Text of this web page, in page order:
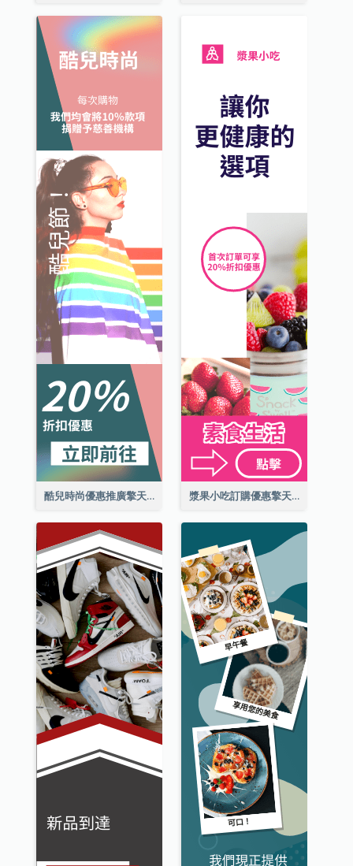
酷兒時尚優惠推廣擎天柱廣告 漿果小吃訂購優惠擎天柱廣告